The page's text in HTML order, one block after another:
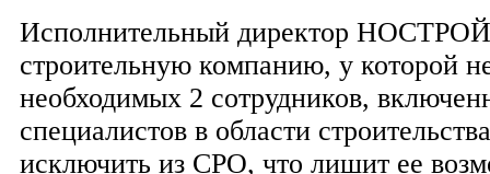
Исполнительный директор НОСТРОЙ
строительную компанию, у которой
необходимых 2 сотрудников,
специалистов в области
исключить из СРО, что лишит ее